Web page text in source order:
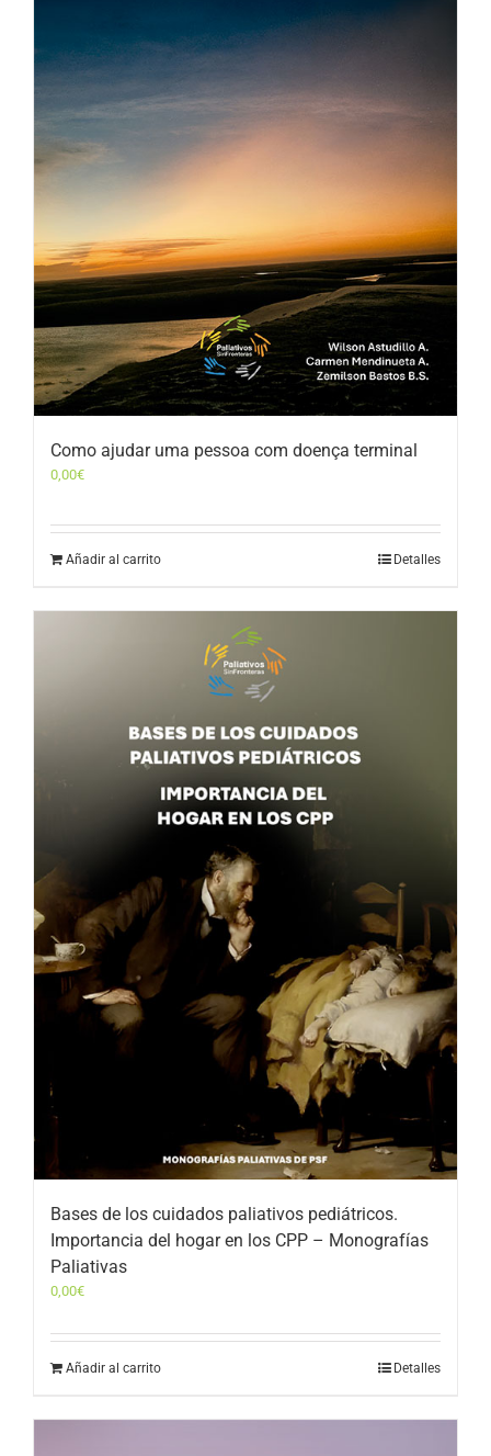
Como ajudar uma pessoa com doença terminal
0,00€
Añadir al carrito Detalles
Bases de los cuidados paliativos pediátricos.
Importancia del hogar en los CPP – Monografías
Paliativas
0,00€
Añadir al carrito Detalles